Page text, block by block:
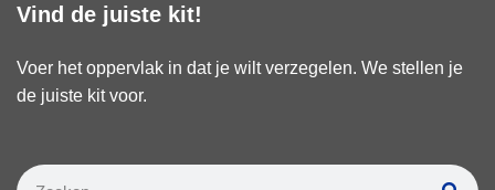
Vind de juiste kit!
Voer het oppervlak in dat je wilt verzegelen. We stellen je
de juiste kit voor.